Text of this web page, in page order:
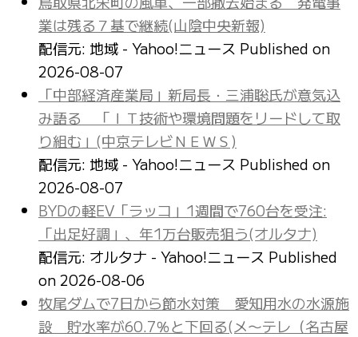
業は残る７基で継続(山陰中央新報)
配信元: 地域 - Yahoo!ニュース Published on
2026-08-07
「中部経済産業局」新局長・三浦聡氏が意気込
み語る 「ＩＴ技術や環境問題をリードして取
り組む」(中京テレビＮＥＷＳ)
配信元: 地域 - Yahoo!ニュース Published on
2026-08-07
BYDの軽EV「ラッコ」1週間で760台を受注:
「出足好調」、年1万台販売狙う(オルタナ)
配信元: オルタナ - Yahoo!ニュース Published
on 2026-08-06
牧尾ダムで7日から節水対策 愛知用水の水源施
設 貯水率が60.7％と下回る(メ〜テレ（名古屋